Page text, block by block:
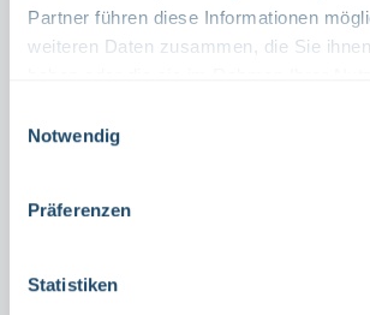
Partner führen diese Informationen
weiteren Daten zusammen, die Sie
Notwendig
Präferenzen
Statistiken
Description
manvarious sizesAluminum or